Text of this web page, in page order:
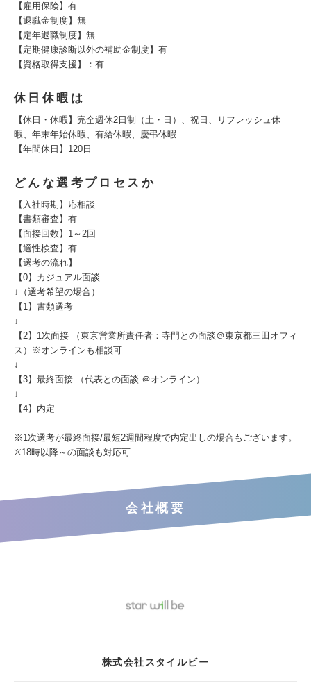
【雇用保険】有
【退職金制度】無
【定年退職制度】無
【定期健康診断以外の補助金制度】有
【資格取得支援】：有
休日休暇は
【休日・休暇】完全週休2日制（土・日）、祝日、リフレッシュ休
暇、年末年始休暇、有給休暇、慶弔休暇
【年間休日】120日
どんな選考プロセスか
【入社時期】応相談
【書類審査】有
【面接回数】1～2回
【適性検査】有
【選考の流れ】
【0】カジュアル面談
↓（選考希望の場合）
【1】書類選考
↓
【2】1次面接 （東京営業所責任者：寺門との面談＠東京都三田オフィ
ス）※オンラインも相談可
↓
【3】最終面接 （代表との面談 ＠オンライン）
↓
【4】内定
※1次選考が最終面接/最短2週間程度で内定出しの場合もございます。
※18時以降～の面談も対応可
会社概要
株式会社スタイルビー